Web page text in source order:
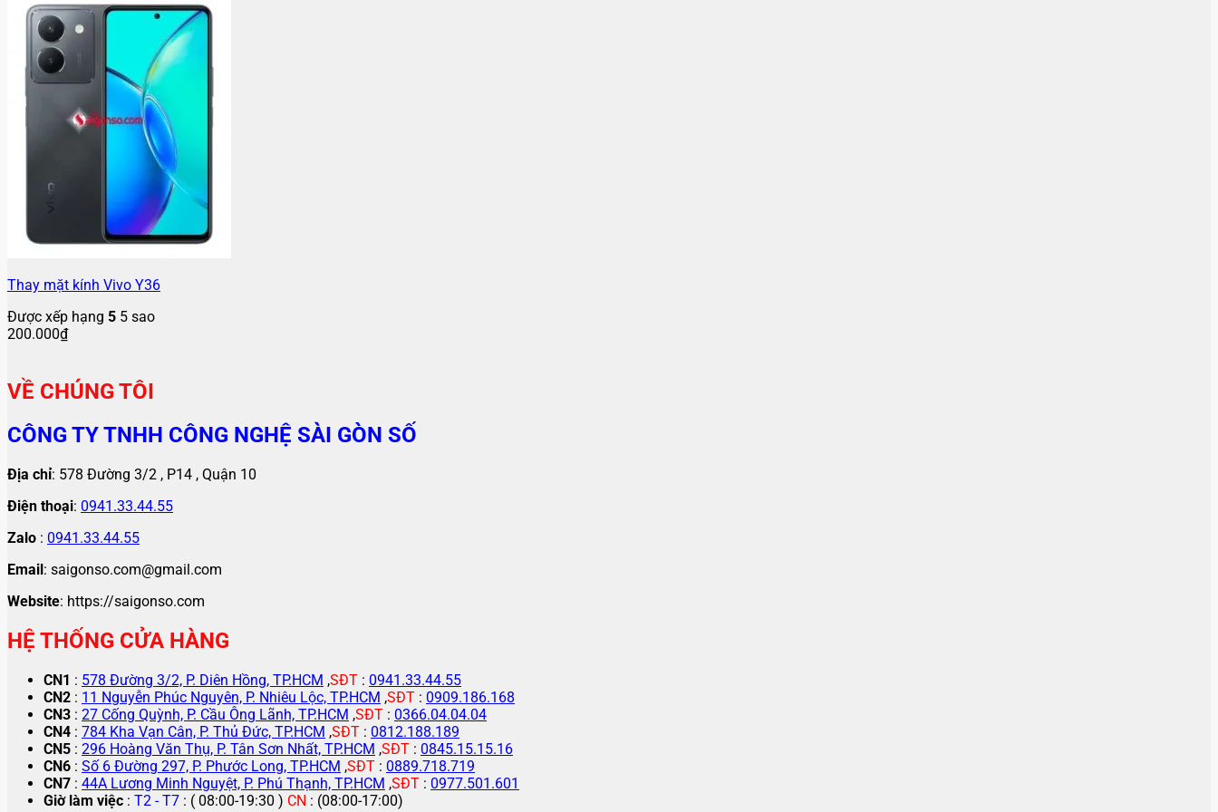
Thay mặt kính Vivo Y36
Được xếp hạng 5 5 sao
200.000₫
VỀ CHÚNG TÔI
CÔNG TY TNHH CÔNG NGHỆ SÀI GÒN SỐ
Địa chỉ: 578 Đường 3/2 , P14 , Quận 10
Điện thoại: 0941.33.44.55
Zalo : 0941.33.44.55
Email: saigonso.com@gmail.com
Website: https://saigonso.com
HỆ THỐNG CỬA HÀNG
CN1 : 578 Đường 3/2, P. Diên Hồng, TP.HCM ,SĐT : 0941.33.44.55
CN2 : 11 Nguyễn Phúc Nguyên, P. Nhiêu Lộc, TP.HCM ,SĐT : 0909.186.168
CN3 : 27 Cống Quỳnh, P. Cầu Ông Lãnh, TP.HCM ,SĐT : 0366.04.04.04
CN4 : 784 Kha Vạn Cân, P. Thủ Đức, TP.HCM ,SĐT : 0812.188.189
CN5 : 296 Hoàng Văn Thụ, P. Tân Sơn Nhất, TP.HCM ,SĐT : 0845.15.15.16
CN6 : Số 6 Đường 297, P. Phước Long, TP.HCM ,SĐT : 0889.718.719
CN7 : 44A Lương Minh Nguyệt, P. Phú Thạnh, TP.HCM ,SĐT : 0977.501.601
Giờ làm việc : T2 - T7 : ( 08:00-19:30 ) CN : (08:00-17:00)